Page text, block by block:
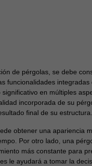
de pérgolas, se debe
funcionalidades
en múltiples
incorporada de su
final de su estructura.
obtener una apariencia
Por otro lado, una
más constante para
le ayudará a tomar la